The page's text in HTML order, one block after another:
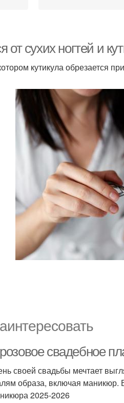
от сухих ногтей и
кутикула обрезается
свадебное
своей свадьбы мечтает
образа, включая
2025-2026